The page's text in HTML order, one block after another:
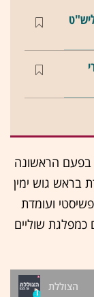
בפעם הראשונה
בראש גוש ימין
ועומדת
שוליים